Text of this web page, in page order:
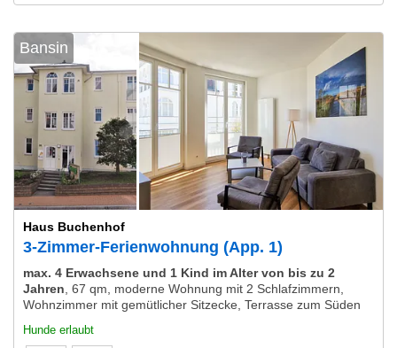
Bansin
Haus Buchenhof
3-Zimmer-Ferienwohnung (App. 1)
max. 4 Erwachsene und 1 Kind im Alter von bis zu 2
Jahren 67 qm, moderne Wohnung mit 2 Schlafzimmern,
Wohnzimmer mit gemütlicher Sitzecke, Terrasse zum Süden
Hunde erlaubt